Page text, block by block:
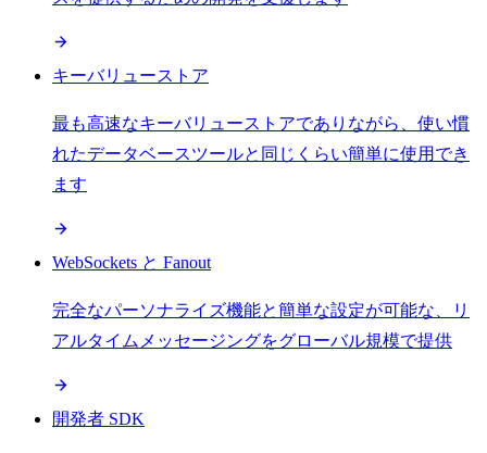
キーバリューストア
最も高速なキーバリューストアでありながら、使い慣
れたデータベースツールと同じくらい簡単に使用でき
ます
WebSockets と Fanout
完全なパーソナライズ機能と簡単な設定が可能な、リ
アルタイムメッセージングをグローバル規模で提供
開発者 SDK